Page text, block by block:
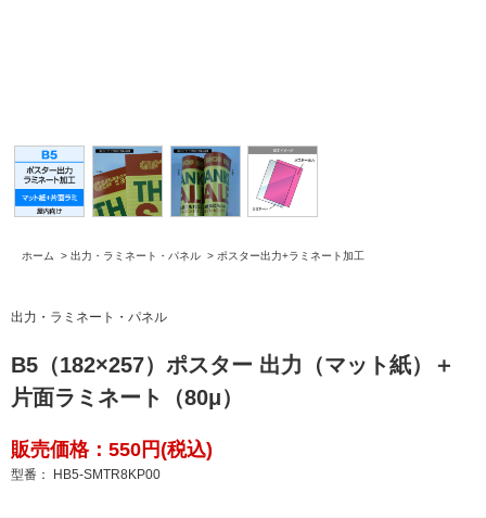
ホーム > 出力・ラミネート・パネル > ポスター出力+ラミネート加工
出力・ラミネート・パネル
B5（182×257）ポスター 出力（マット紙）＋
片面ラミネート（80μ）
販売価格：550円(税込)
型番： HB5-SMTR8KP00